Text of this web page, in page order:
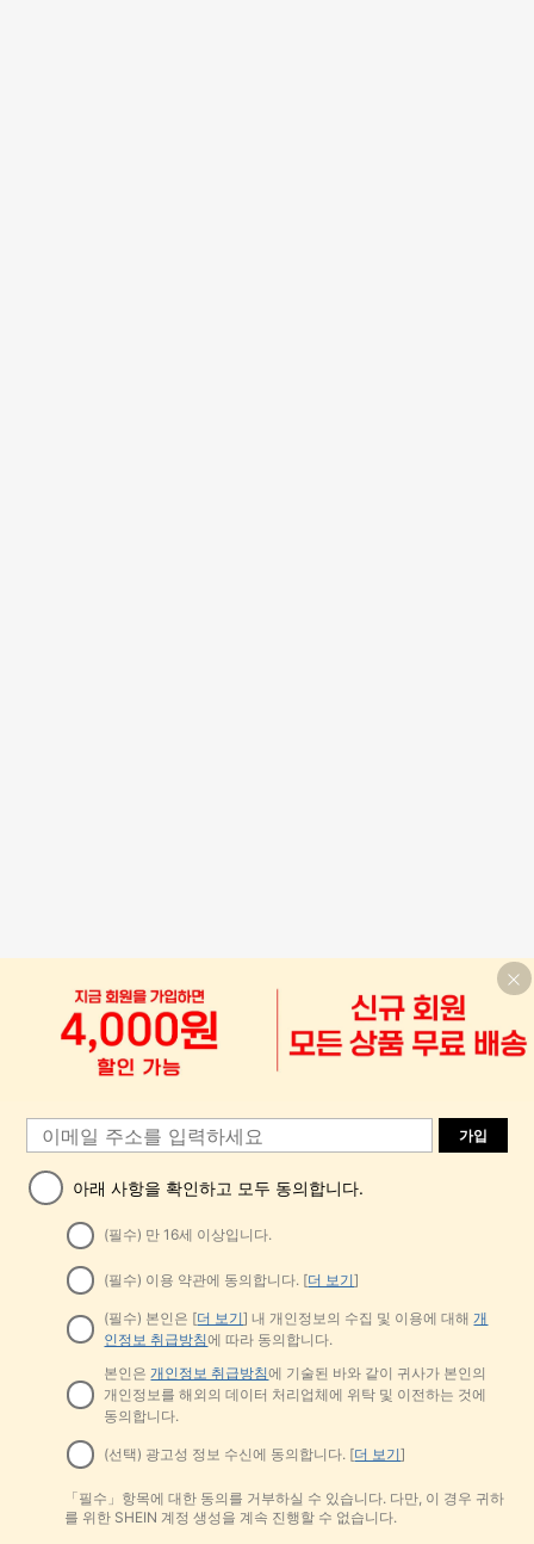
가입
아래 사항을 확인하고 모두 동의합니다.
(필수) 만 16세 이상입니다.
(필수) 이용 약관에 동의합니다. [더 보기]
(필수) 본인은 [더 보기] 내 개인정보의 수집 및 이용에 대해개
인정보 취급방침에 따라 동의합니다.
본인은 개인정보 취급방침에 기술된 바와 같이 귀사가 본인의
개인정보를 해외의 데이터 처리업체에 위탁 및 이전하는 것에
동의합니다.
(선택) 광고성 정보 수신에 동의합니다. [더 보기]
「필수」항목에 대한 동의를 거부하실 수 있습니다. 다만, 이 경우 귀하
를 위한 SHEIN 계정 생성을 계속 진행할 수 없습니다.